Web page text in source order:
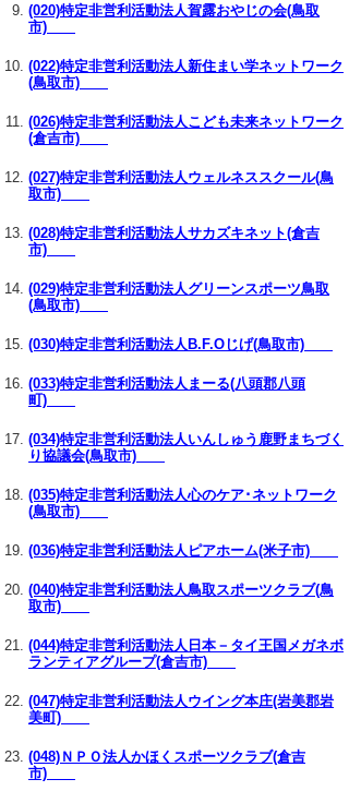
(020)特定非営利活動法人賀露おやじの会(鳥取
市)
(022)特定非営利活動法人新住まい学ネットワーク
(鳥取市)
(026)特定非営利活動法人こども未来ネットワーク
(倉吉市)
(027)特定非営利活動法人ウェルネススクール(鳥
取市)
(028)特定非営利活動法人サカズキネット(倉吉
市)
(029)特定非営利活動法人グリーンスポーツ鳥取
(鳥取市)
(030)特定非営利活動法人B.F.Oじげ(鳥取市)
(033)特定非営利活動法人まーる(八頭郡八頭
町)
(034)特定非営利活動法人いんしゅう鹿野まちづく
り協議会(鳥取市)
(035)特定非営利活動法人心のケア･ネットワーク
(鳥取市)
(036)特定非営利活動法人ピアホーム(米子市)
(040)特定非営利活動法人鳥取スポーツクラブ(鳥
取市)
(044)特定非営利活動法人日本－タイ王国メガネボ
ランティアグループ(倉吉市)
(047)特定非営利活動法人ウイング本庄(岩美郡岩
美町)
(048)ＮＰＯ法人かほくスポーツクラブ(倉吉
市)